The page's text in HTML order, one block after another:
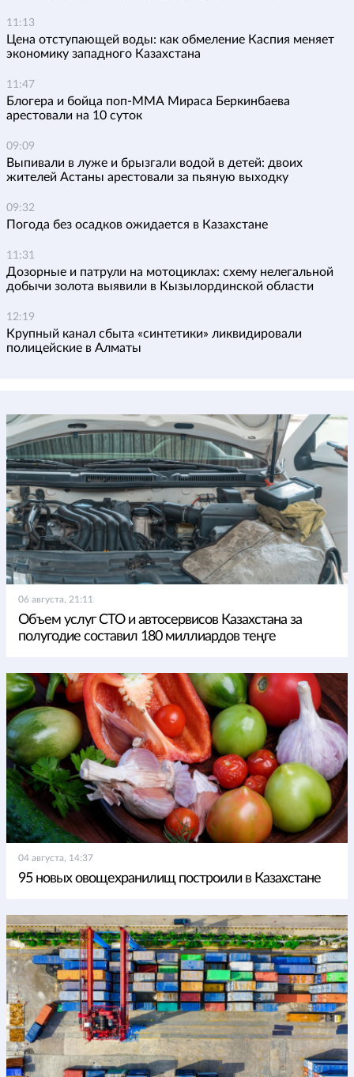
11:13
Цена отступающей воды: как обмеление Каспия меняет
экономику западного Казахстана
11:47
Блогера и бойца поп-ММА Мираса Беркинбаева
арестовали на 10 суток
09:09
Выпивали в луже и брызгали водой в детей: двоих
жителей Астаны арестовали за пьяную выходку
09:32
Погода без осадков ожидается в Казахстане
11:31
Дозорные и патрули на мотоциклах: схему нелегальной
добычи золота выявили в Кызылординской области
12:19
Крупный канал сбыта «синтетики» ликвидировали
полицейские в Алматы
06 августа, 21:11
Объем услуг СТО и автосервисов Казахстана за
полугодие составил 180 миллиардов теңге
04 августа, 14:37
95 новых овощехранилищ построили в Казахстане